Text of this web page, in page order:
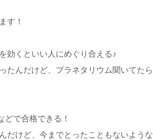
す！
効くといい人にめぐり合える♪
たんだけど、プラネタリウム聞いてた
どで合格できる！
だけど、今までとったこともないよう